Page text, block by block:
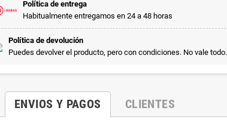
Política de entrega
Habitualmente entregamos en 24 a 48 horas
Política de devolución
Puedes devolver el producto, pero con condiciones. No vale todo.
ENVIOS Y PAGOS CLIENTES